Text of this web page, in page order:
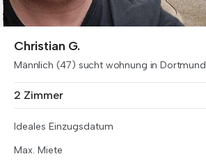
Christian G.
Männlich (47) sucht wohnung in Dortmund
2 Zimmer
Ideales Einzugsdatum
Max. Miete